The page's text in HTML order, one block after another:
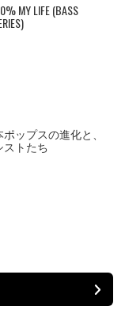
MY LIFE (BASS
ップスの進化と、
トたち